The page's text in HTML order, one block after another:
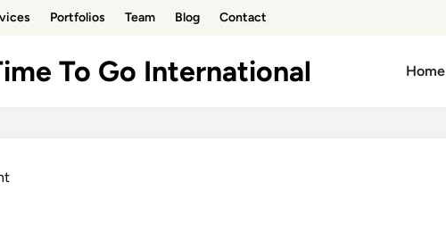
Portfolios Team Blog Contact
To Go International Home